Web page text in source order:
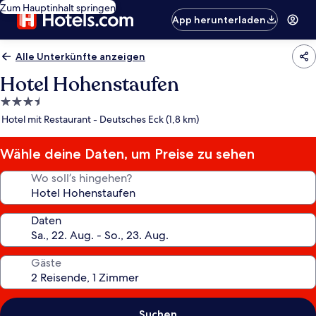
Zum Hauptinhalt springen
App herunterladen
Alle Unterkünfte anzeigen
Hotel Hohenstaufen
3.5-
Sterne-
Hotel mit Restaurant - Deutsches Eck (1,8 km)
Wähle deine Daten, um Preise zu sehen
Wo soll’s hingehen?
Daten
Gäste